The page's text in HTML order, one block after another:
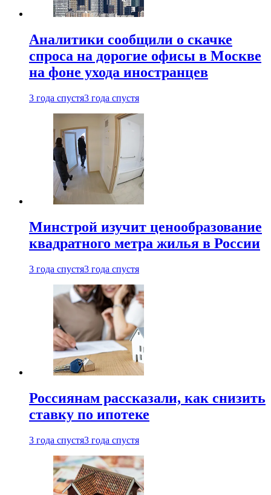
Аналитики сообщили о скачке
спроса на дорогие офисы в Москве
на фоне ухода иностранцев
3 года спустя3 года спустя
Минстрой изучит ценообразование
квадратного метра жилья в России
3 года спустя3 года спустя
Россиянам рассказали, как снизить
ставку по ипотеке
3 года спустя3 года спустя